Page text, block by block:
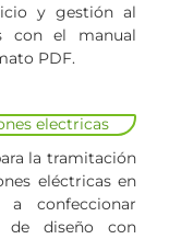
y gestión al
con el manual
PDF.
la tramitación
eléctricas en
a confeccionar
de diseño con